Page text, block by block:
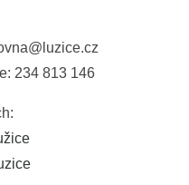
234 813 146